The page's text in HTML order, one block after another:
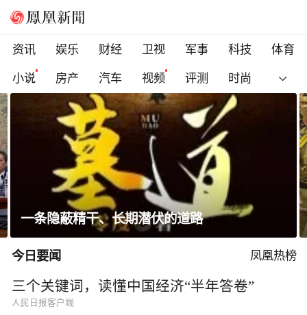
资讯 娱乐 财经 卫视 军事 科技
体育
小说
房产 汽车 视频 评测 时尚
金正恩会见参战老兵和战时立功者
今日要闻 凤凰热榜
三个关键词，读懂中国经济“半年答卷”
人民日报客户端